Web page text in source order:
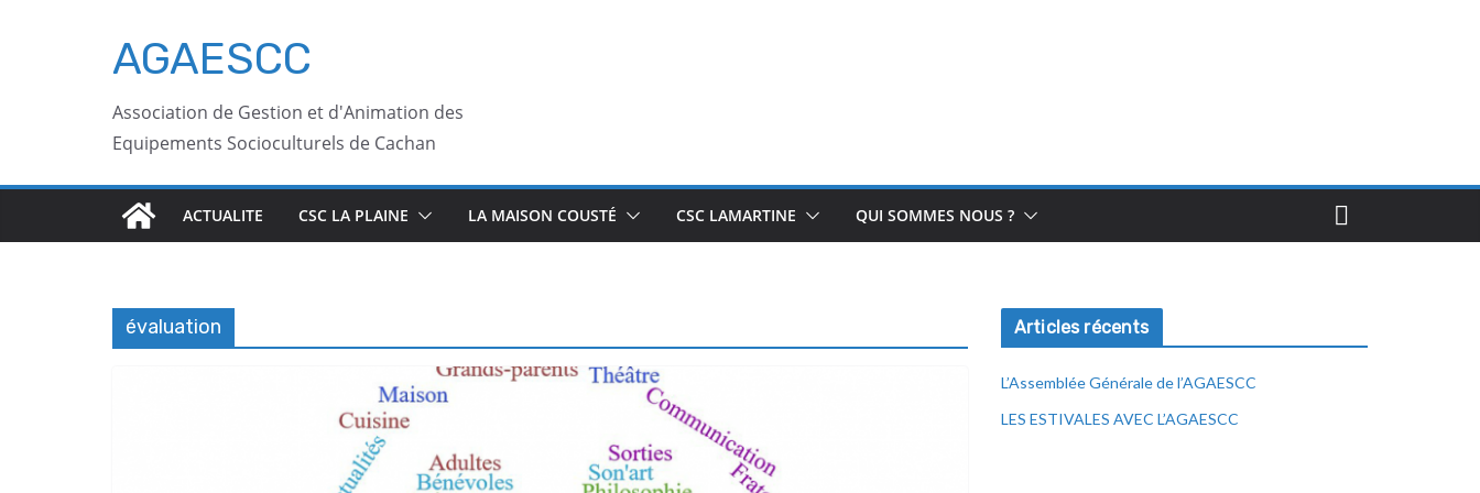
AGAESCC
Association de Gestion et d'Animation des
Equipements Socioculturels de Cachan
ACTUALITE CSC LA PLAINE LA MAISON COUSTÉ CSC LAMARTINE QUI SOMMES NOUS ?
évaluation Articles récents
L’Assemblée Générale de l’AGAESCC
LES ESTIVALES AVEC L’AGAESCC